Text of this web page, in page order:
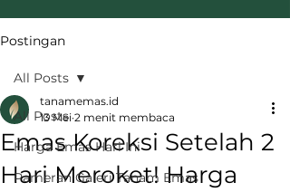
Postingan
All Posts
Harga Emas Hari Ini
Pameran Galeri Tanam Emas
All Posts
Emas Koreksi Setelah 2
Hari Meroket! Harga
tanamemas.id
13 Mei 2 menit membaca